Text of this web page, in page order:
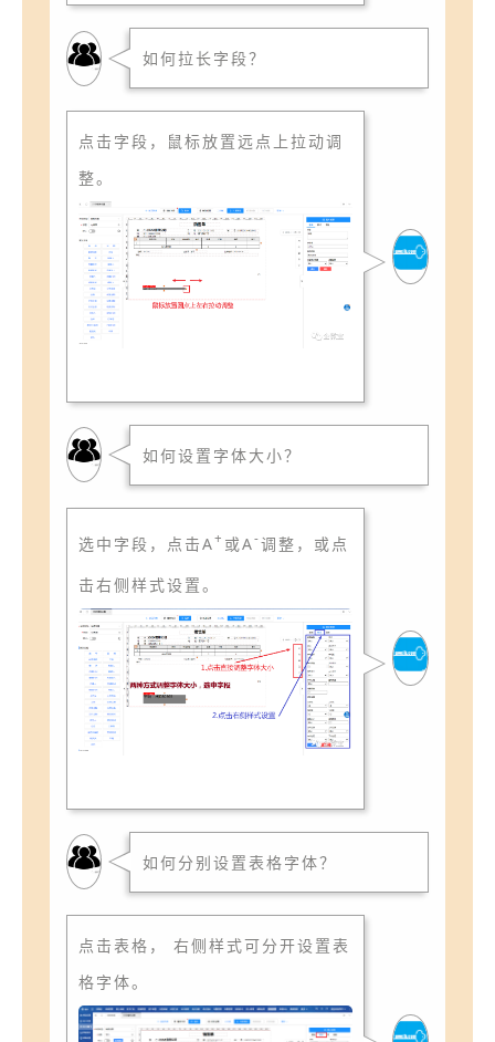
如何拉长字段？
点击字段，鼠标放置远点上拉动调
整。
如何设置字体大小？
选中字段，点击A+ 或A-调整，或点
击右侧样式设置。
如何分别设置表格字体？
点击表格， 右侧样式可分开设置表
格字体。